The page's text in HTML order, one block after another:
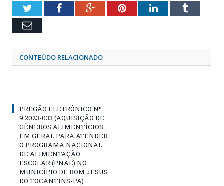
TwitterFacebookGoogle+PinterestLinkedInTumblr
Email
CONTEÚDO RELACIONADO
PREGÃO ELETRÔNICO Nº
9.2023-033 (AQUISIÇÃO DE
GÊNEROS ALIMENTÍCIOS
EM GERAL PARA ATENDER
O PROGRAMA NACIONAL
DE ALIMENTAÇÃO
ESCOLAR (PNAE) NO
MUNICÍPIO DE BOM JESUS
DO TOCANTINS-PA)